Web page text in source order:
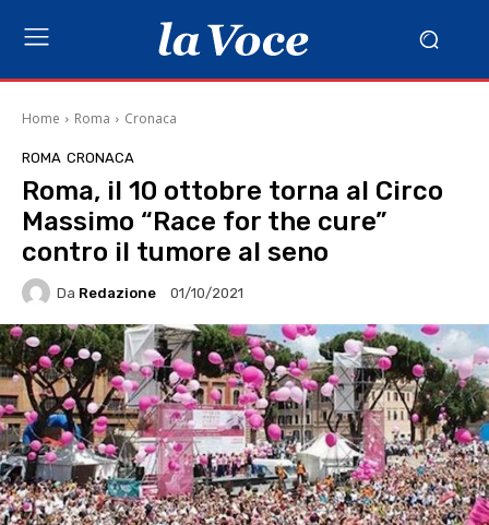
Home Roma Cronaca
ROMA CRONACA
Roma, il 10 ottobre torna al Circo
Massimo “Race for the cure”
contro il tumore al seno
Da Redazione 01/10/2021